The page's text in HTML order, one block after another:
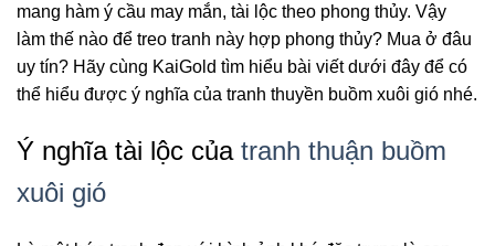
mang hàm ý cầu may mắn, tài lộc theo phong thủy. Vậy
làm thế nào để treo tranh này hợp phong thủy? Mua ở đâu
uy tín? Hãy cùng KaiGold tìm hiểu bài viết dưới đây để có
thể hiểu được ý nghĩa của tranh thuyền buồm xuôi gió nhé.
Ý nghĩa tài lộc của tranh thuận buồm
xuôi gió